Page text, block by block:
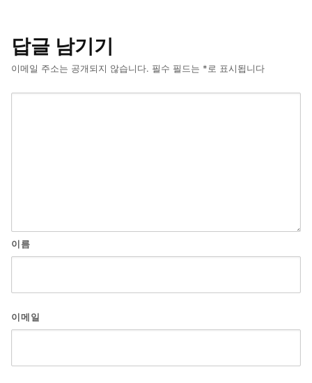
답글 남기기
이메일 주소는 공개되지 않습니다. 필수 필드는 *로 표시됩니다
이름
이메일